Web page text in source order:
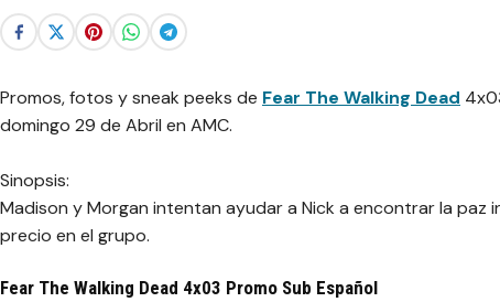
Webisodios
Promos, fotos y sneak peeks de Fear The Walking Dead
domingo 29 de Abril en AMC.
Sinopsis:
Madison y Morgan intentan ayudar a Nick a encontrar la paz
precio en el grupo.
Fear The Walking Dead 4x03 Promo Sub Español